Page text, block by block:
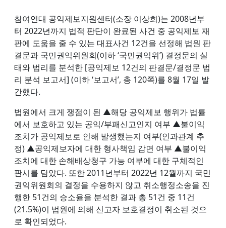
참여연대 공익제보지원센터(소장 이상희)는 2008년부
터 2022년까지 법적 판단이 완료된 사건 중 공익제보 재
판에 도움을 줄 수 있는 대표사건 12건을 선정해 법원 판
결문과 국민권익위원회(이하 ‘국민권익위’) 결정문의 실
태와 법리를 분석한 [공익제보 12건의 판결문/결정문 법
리 분석 보고서] (이하 ‘보고서’, 총 120쪽)를 8월 17일 발
간했다.
법원에서 크게 쟁점이 된 ▲해당 공익제보 행위가 법률
에서 보호하고 있는 공익/부패신고인지 여부 ▲불이익
조치가 공익제보로 인해 발생했는지 여부(인과관계 추
정) ▲공익제보자에 대한 형사책임 감면 여부 ▲불이익
조치에 대한 손해배상청구 가능 여부에 대한 구체적인
판시를 담았다. 또한 2011년부터 2022년 12월까지 국민
권익위원회의 결정을 수용하지 않고 취소행정소송을 진
행한 51건의 승소율을 분석한 결과 총 51건 중 11건
(21.5%)이 법원에 의해 신고자 보호결정이 취소된 것으
로 확인되었다.